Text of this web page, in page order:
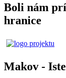
Boli nám
hranice
Makov -